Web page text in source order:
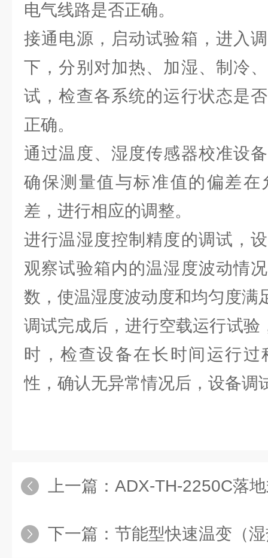
电气线路是否正确。
接通电源，启动试验箱，进入
下，分别对加热、加湿、制冷
试，检查各系统的运行状态是
正确。
通过温度、湿度传感器校准设
确保测量值与标准值的偏差在
差，进行相应的调整。
进行温湿度控制精度的调试，
观察试验箱内的温湿度波动情
数，使温湿度波动度和均匀度满
调试完成后，进行空载运行试
时，检查设备在长时间运行
性，确认无异常情况后，设备调
上一篇： ADX-TH-2250C落地
下一篇： 节能型快速温变（